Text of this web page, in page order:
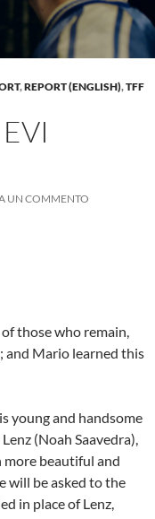
,REPORT (ENGLISH),TFF
UN COMMENTO
those who remain,
and Mario learned this
young and handsome
(Noah Saavedra),
more beautiful and
will be asked to the
in place of Lenz,